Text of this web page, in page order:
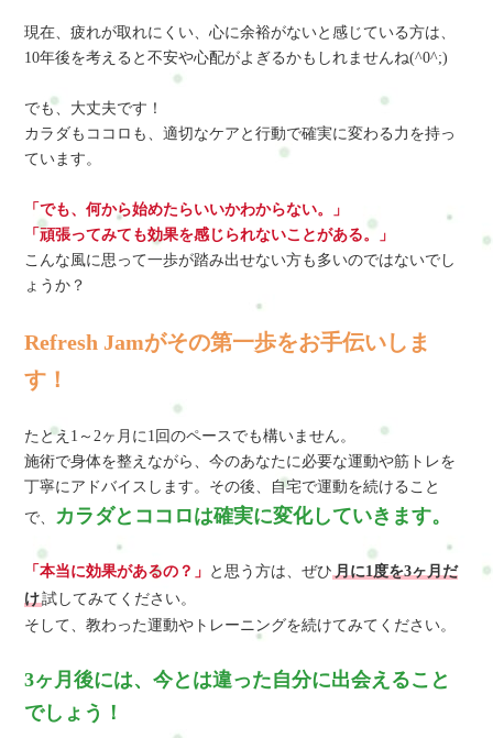
現在、疲れが取れにくい、心に余裕がないと感じている方は、
10年後を考えると不安や心配がよぎるかもしれませんね(^0^;)
でも、大丈夫です！
カラダもココロも、適切なケアと行動で確実に変わる力を持っ
ています。
「でも、何から始めたらいいかわからない。」
「頑張ってみても効果を感じられないことがある。」
こんな風に思って一歩が踏み出せない方も多いのではないでし
ょうか？
Refresh Jamがその第一歩をお手伝いしま
す！
たとえ1～2ヶ月に1回のペースでも構いません。
施術で身体を整えながら、今のあなたに必要な運動や筋トレを
丁寧にアドバイスします。その後、自宅で運動を続けること
で、
カラダとココロは確実に変化していきます。
「本当に効果があるの？」 と思う方は、ぜひ月に1度を3ヶ月だ
け試してみてください。
そして、教わった運動やトレーニングを続けてみてください。
3ヶ月後には、今とは違った自分に出会えること
でしょう！